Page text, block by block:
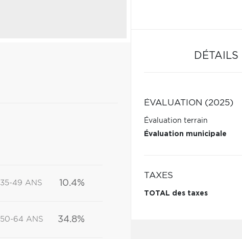
35-49 ANS 10.4%
50-64 ANS 34.8%
ÉVALUATION (2025)
Évaluation terrain
Évaluation municipale
TAXES
TOTAL des taxes